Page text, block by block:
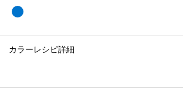
カラーレシピ詳細